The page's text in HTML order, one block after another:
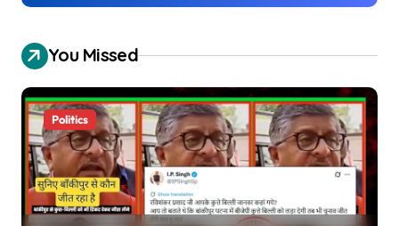
You Missed
Politics